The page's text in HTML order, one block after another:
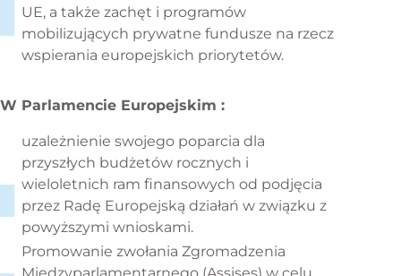
UE, a także zachęt i programów
mobilizujących prywatne fundusze na rzecz
wspierania europejskich priorytetów.
W Parlamencie Europejskim :
uzależnienie swojego poparcia dla
przyszłych budżetów rocznych i
wieloletnich ram finansowych od podjęcia
przez Radę Europejską działań w związku z
powyższymi wnioskami.
Promowanie zwołania Zgromadzenia